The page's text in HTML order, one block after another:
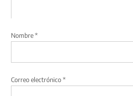
Nombre*
Correo electrónico*